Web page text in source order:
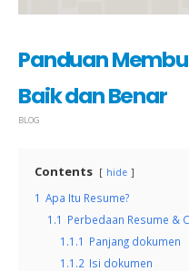
Panduan
Baik dan Benar
BLOG
Contents hide
1 Apa Itu Resume?
1.1 Perbedaan Resume &
1.1.1 Panjang dokumen
1.1.2 Isi dokumen